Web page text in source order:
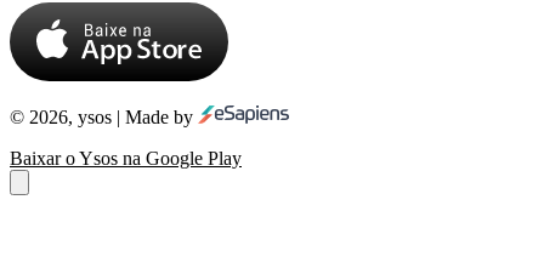
© 2026, ysos | Made by
Baixar o Ysos na Google Play